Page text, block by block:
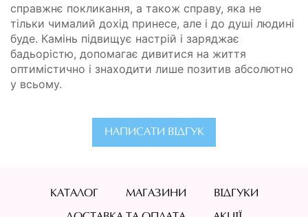
справжнє покликання, а також справу, яка не
тільки чималий дохід принесе, але і до душі людині
буде. Камінь підвищує настрій і заряджає
бадьорістю, допомагає дивитися на життя
оптимістично і знаходити лише позитив абсолютно
у всьому.
НАПИСАТИ ВІДГУК
КАТАЛОГ МАГАЗИНИ ВІДГУКИ